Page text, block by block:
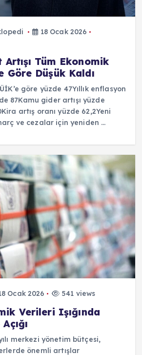
18 Ocak 2026
Tüm Ekonomik
Göre Düşük Kaldı
göre yüzde 47Yıllık enflasyon
87Kamu gider artışı yüzde
artış oranı yüzde 62,2Yeni
ve cezalar için yeniden ...
Ocak 2026 541 views
Verileri Işığında
merkezi yönetim bütçesi,
önemli artışlar